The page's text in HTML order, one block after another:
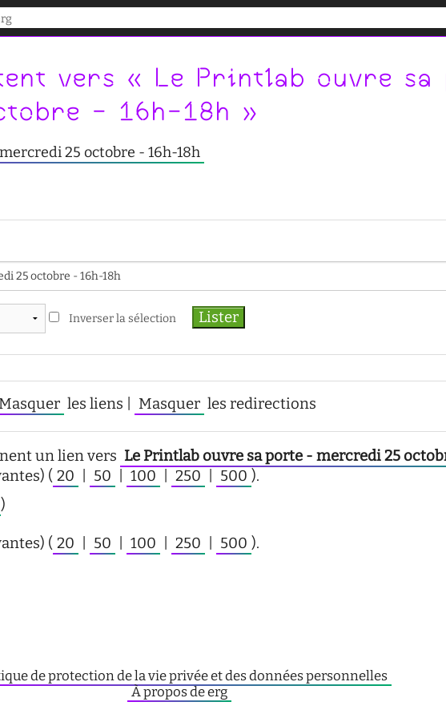
vers « Le Printlab ouvre
- 16h-18h »
25 octobre - 16h-18h
Inverser la sélection
Masquer les liens | Masquer les redirections
un lien vers Le Printlab ouvre sa porte - mercredi 25
( 20 50 100 250 500 ).
)
( 20 50 100 250 500 ).
de protection de la vie privée et des données personnelles
À propos de erg